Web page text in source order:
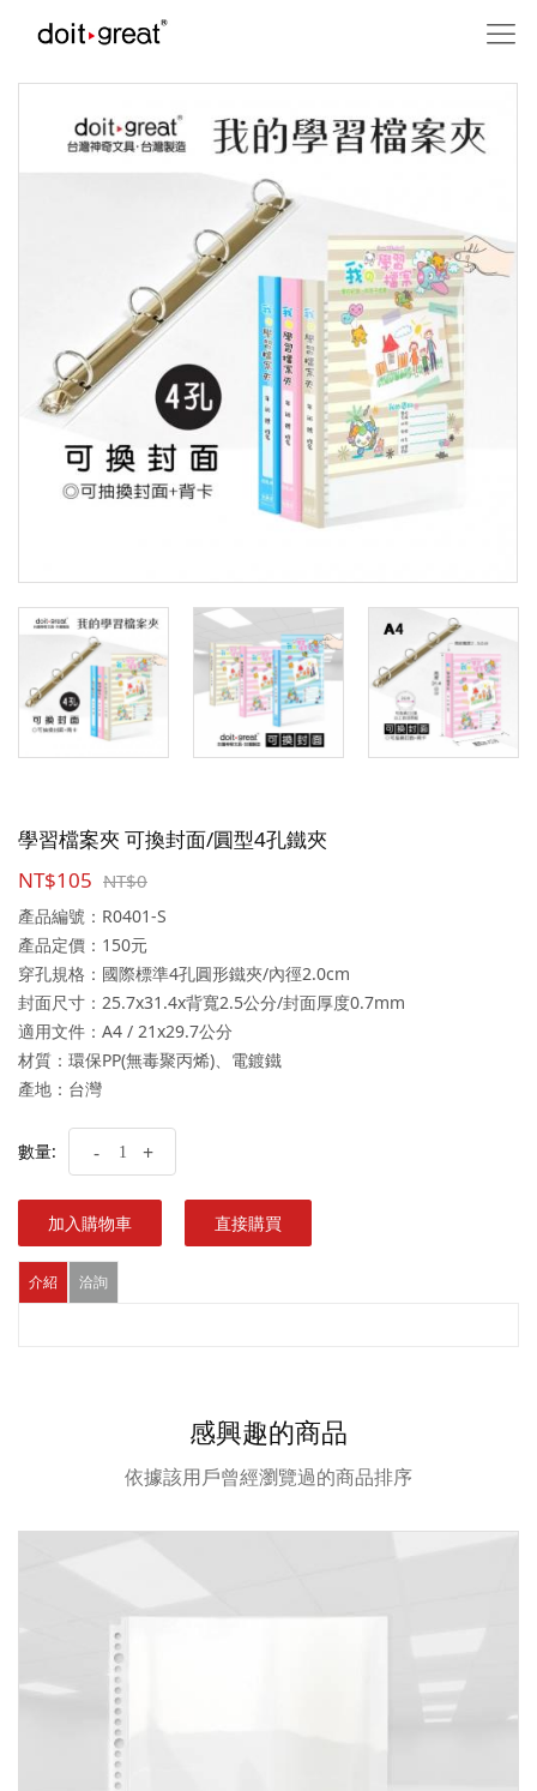
學習檔案夾 可換封面/圓型4孔鐵夾
NT$105 NT$0
產品編號：R0401-S
產品定價：150元
穿孔規格：國際標準4孔圓形鐵夾/內徑2.0cm
封面尺寸：25.7x31.4x背寬2.5公分/封面厚度0.7mm
適用文件：A4 / 21x29.7公分
材質：環保PP(無毒聚丙烯)、電鍍鐵
產地：台灣
數量: - +
加入購物車 直接購買
介紹 洽詢
感興趣的商品
依據該用戶曾經瀏覽過的商品排序